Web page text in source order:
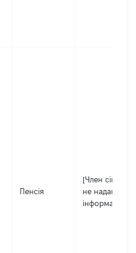
Пенсія
[Член сім'ї
не надав
інформацію]